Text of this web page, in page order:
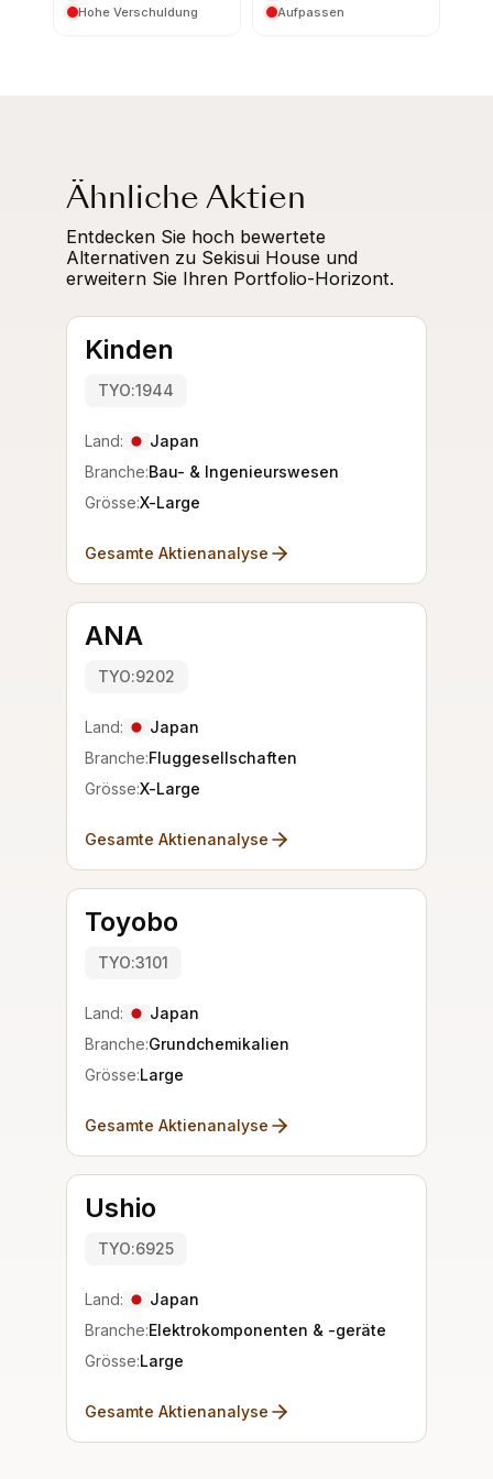
Hohe Verschuldung
Aufpassen
Ähnliche Aktien
Entdecken Sie hoch bewertete
Alternativen zu Sekisui House und
erweitern Sie Ihren Portfolio-Horizont.
Kinden
TYO:1944
Land:
Japan
Branche:Bau- & Ingenieurswesen
Grösse:X-Large
Gesamte Aktienanalyse
ANA
TYO:9202
Land:
Japan
Branche:Fluggesellschaften
Grösse:X-Large
Gesamte Aktienanalyse
Toyobo
TYO:3101
Land:
Japan
Branche:Grundchemikalien
Grösse:Large
Gesamte Aktienanalyse
Ushio
TYO:6925
Land:
Japan
Branche:Elektrokomponenten & -geräte
Grösse:Large
Gesamte Aktienanalyse